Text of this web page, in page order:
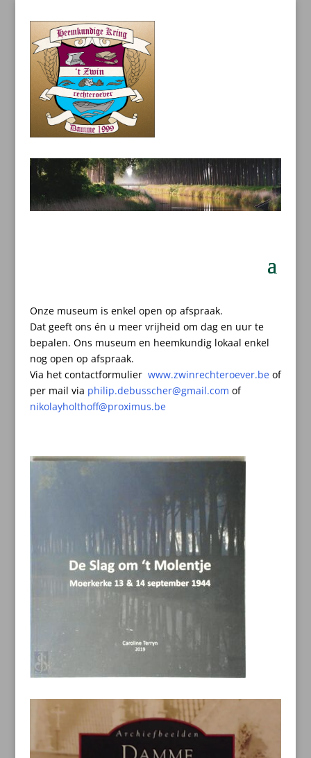
Onze museum is enkel open op afspraak.
Dat geeft ons én u meer vrijheid om dag en uur te
bepalen. Ons museum en heemkundig lokaal enkel
nog open op afspraak.
Via het contactformulier www.zwinrechteroever.be of
per mail via philip.debusscher@gmail.com of
nikolayholthoff@proximus.be